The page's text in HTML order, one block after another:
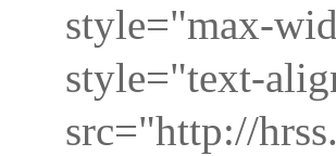
style="max-
style="text-
src="http://